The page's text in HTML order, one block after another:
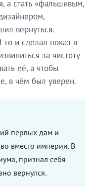
а стать «фальшивым,
вернуться.
и сделал показ в
за чистоту
её, а чтобы
в чём был уверен.
первых дам и
вместо империи. В
признал себя
вернулся.